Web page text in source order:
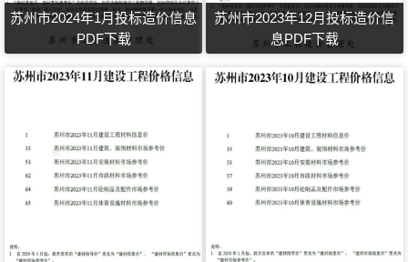
苏州市2024年1月投标造价信息
PDF下载
苏州市2023年12月投标造价信
息PDF下载